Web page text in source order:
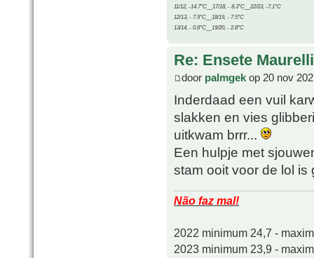
11/12, -14.7°C__17/18, - 8.3°C__22/23, -7.1°C
12/13, - 7.9°C__18/19, - 7.5°C
13/14, - 0.8°C__19/20, - 2.8°C
Re: Ensete
door palmgek op 20 nov
Inderdaad een vuil
slakken en vies
uitkwam brrr...
Een hulpje met
stam ooit voor de lol
Não faz mal!
2022 minimum 24,7 -
2023 minimum 23,9 -